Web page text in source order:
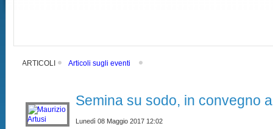
ARTICOLI Articoli sugli eventi
Semina su sodo, in convegno
Lunedì 08 Maggio 2017 12:02